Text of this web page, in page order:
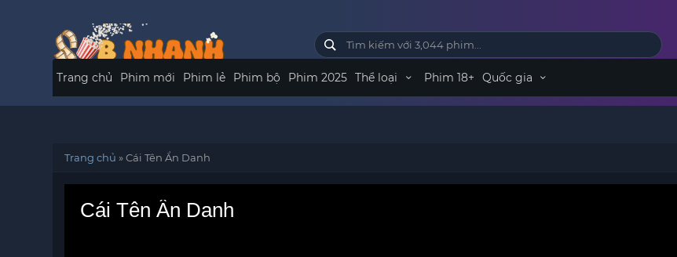
Trang chủ Phim mới Phim lẻ Phim bộ Phim 2025 Thể loại Phim 18+ Quốc gia
Trang chủ »Cái Tên Ẩn Danh
Cái Tên Ẩn Danh